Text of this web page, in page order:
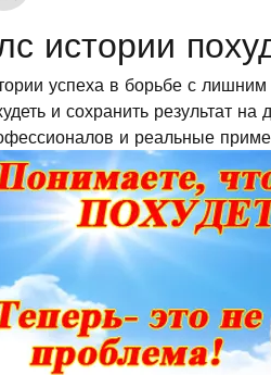
истории
успеха в борьбе с
и сохранить результат
и реальные